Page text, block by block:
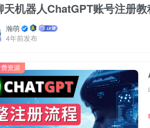
机器人ChatGPT账号注册
瀚萌
4年前发布
资源